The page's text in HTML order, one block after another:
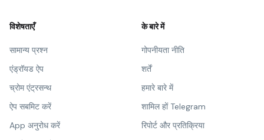
विशेषताएँ
सामान्य प्रश्न
एंड्रॉयड ऐप
च्रोम एंट्रसन्थ
ऐप सबमिट करें
App अनुरोध करें
के बारे में
गोपनीयता नीति
शर्तें
हमारे बारे में
शामिल हों Telegram
रिपोर्ट और प्रतिक्रिया